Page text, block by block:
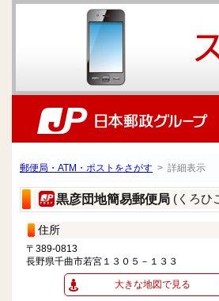
郵便局・ATM・ポストをさがす > 詳細表示
黒彦団地簡易郵便局 (くろひ
住所
〒389-0813
長野県千曲市若宮１３０５－１３３
大きな地図で見る